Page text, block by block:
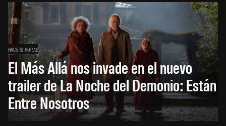
HACE 10 HORAS
El Más Allá nos invade en el nuevo
trailer de La Noche del Demonio: Están
Entre Nosotros